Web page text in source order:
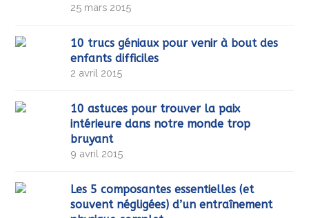
25 mars 2015
10 trucs géniaux pour venir à bout des
enfants difficiles
2 avril 2015
10 astuces pour trouver la paix
intérieure dans notre monde trop
bruyant
9 avril 2015
Les 5 composantes essentielles (et
souvent négligées) d’un entraînement